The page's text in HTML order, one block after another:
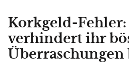
Korkgeld-Fehler:
verhindert ihr
Überraschungen